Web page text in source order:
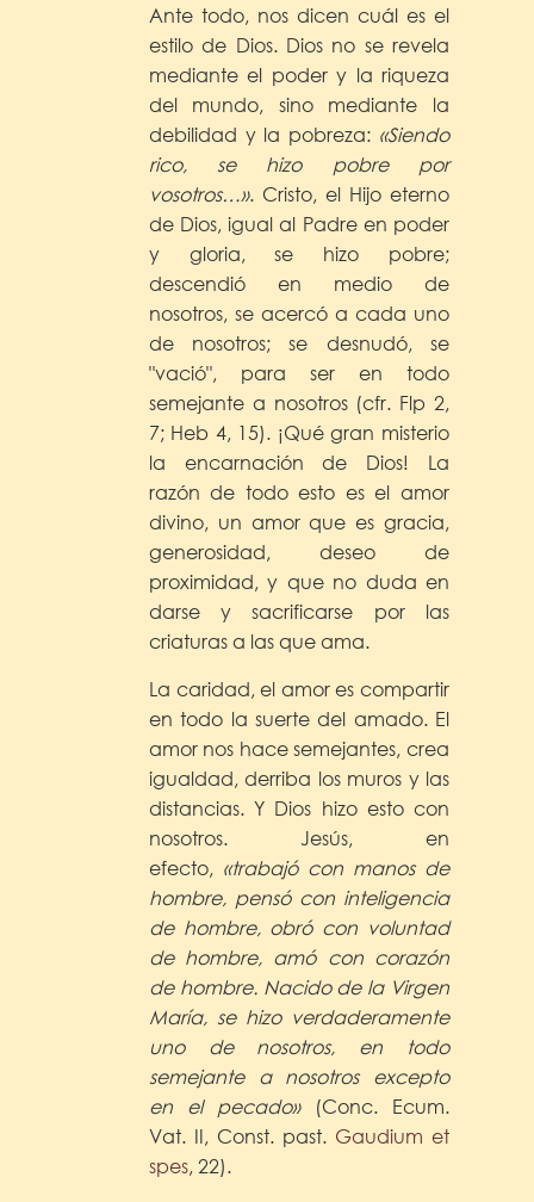
Ante todo, nos dicen cuál es el
estilo de Dios. Dios no se revela
mediante el poder y la riqueza
del mundo, sino mediante la
debilidad y la pobreza: «Siendo
rico, se hizo pobre por
vosotros…». Cristo, el Hijo eterno
de Dios, igual al Padre en poder
y gloria, se hizo pobre;
descendió en medio de
nosotros, se acercó a cada uno
de nosotros; se desnudó, se
"vació", para ser en todo
semejante a nosotros (cfr. Flp 2,
7; Heb 4, 15). ¡Qué gran misterio
la encarnación de Dios! La
razón de todo esto es el amor
divino, un amor que es gracia,
generosidad, deseo de
proximidad, y que no duda en
darse y sacrificarse por las
criaturas a las que ama.
La caridad, el amor es compartir
en todo la suerte del amado. El
amor nos hace semejantes, crea
igualdad, derriba los muros y las
distancias. Y Dios hizo esto con
nosotros. Jesús, en
efecto, «trabajó con manos de
hombre, pensó con inteligencia
de hombre, obró con voluntad
de hombre, amó con corazón
de hombre. Nacido de la Virgen
María, se hizo verdaderamente
uno de nosotros, en todo
semejante a nosotros excepto
en el pecado»(Conc. Ecum.
Vat. II, Const. past. Gaudium et
spes, 22).